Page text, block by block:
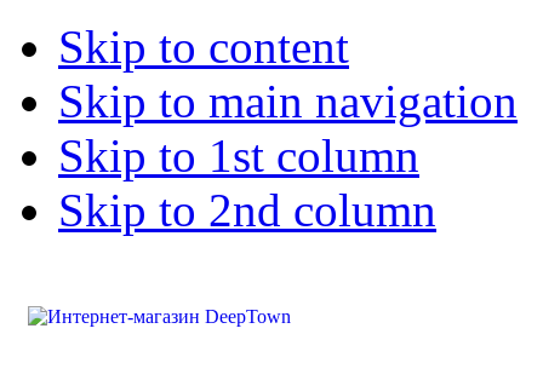
Skip to content
Skip to main navigation
Skip to 1st column
Skip to 2nd column